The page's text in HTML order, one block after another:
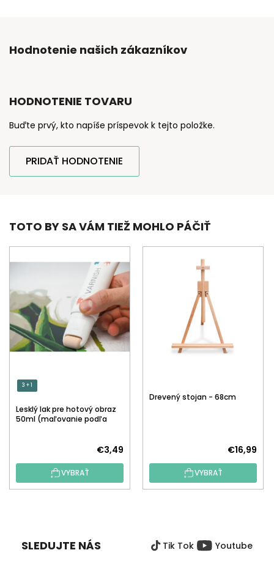
Hodnotenie našich zákazníkov
HODNOTENIE TOVARU
Buďte prvý, kto napíše príspevok k tejto položke.
PRIDAŤ HODNOTENIE
TOTO BY SA VÁM TIEŽ MOHLO PÁČIŤ
3 + 1
Lesklý lak pre hotový obraz
50ml (maľovanie podľa
€3,49
VYBRAŤ
Drevený stojan - 68cm
€16,99
VYBRAŤ
SLEDUJTE NÁS Tik Tok Youtube